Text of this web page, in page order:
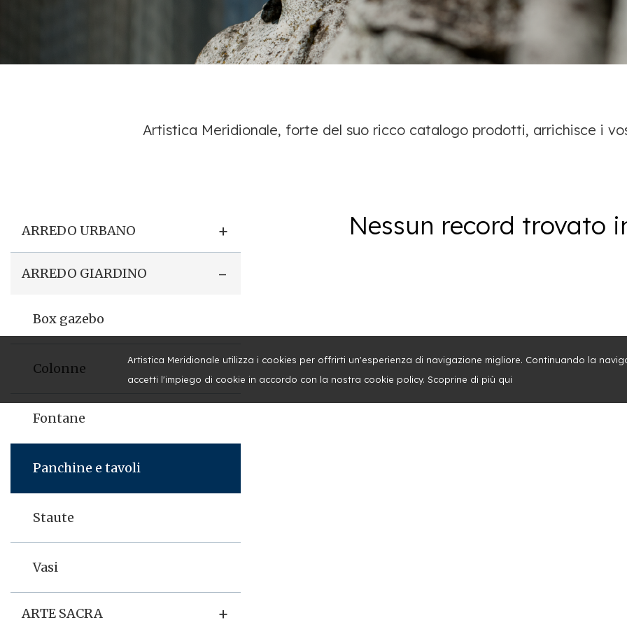
Artistica Meridionale utilizza i cookies per offrirti un'esperienza di navigazione migliore. Continuando la
accetti l'impiego di cookie in accordo con la nostra cookie policy. Scoprine di più qui
Artistica Meridionale, forte del suo ricco catalogo prodotti, arrichisce i
ARREDO URBANO +
ARREDO GIARDINO -
Box gazebo
Colonne
Fontane
Panchine e tavoli
Staute
Vasi
ARTE SACRA +
Nessun record trovato